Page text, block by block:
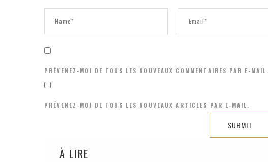
PRÉVENEZ-MOI DE TOUS LES NOUVEAUX COMMENTAIRES PAR E-MAIL.
PRÉVENEZ-MOI DE TOUS LES NOUVEAUX ARTICLES PAR E-MAIL.
À LIRE